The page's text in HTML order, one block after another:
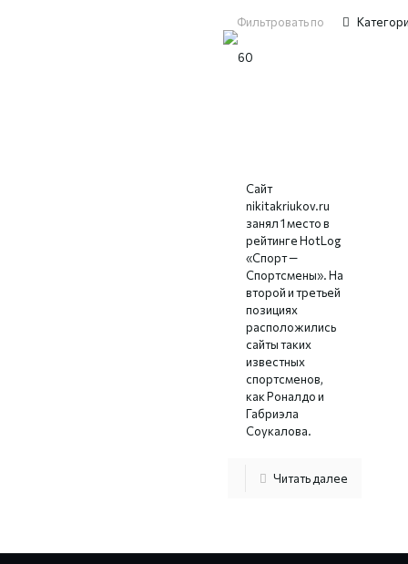
Фильтровать по
Сайт
nikitakriukov.ru
занял 1 место в
рейтинге HotLog
«Спорт —
Спортсмены». На
второй и третьей
позициях
расположились
сайты таких
известных
спортсменов,
как Роналдо и
Габриэла
Соукалова.
Читать далее